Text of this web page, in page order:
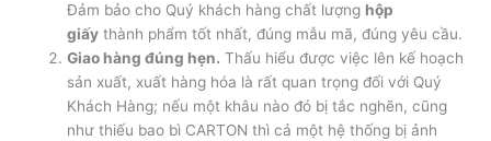
Đảm bảo cho Quý khách hàng chất lượng hộp
giấy thành phẩm tốt nhất, đúng mẫu mã, đúng yêu cầu.
Giao hàng đúng hẹn. Thấu hiểu được việc lên kế hoạch
sản xuất, xuất hàng hóa là rất quan trọng đối với Quý
Khách Hàng; nếu một khâu nào đó bị tắc nghẽn, cũng
như thiếu bao bì CARTON thì cả một hệ thống bị ảnh